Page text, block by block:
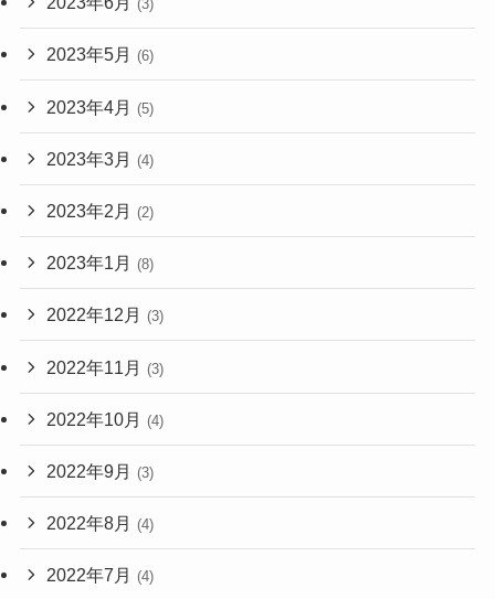
(3)
2023年5月 (6)
2023年4月 (5)
2023年3月 (4)
2023年2月 (2)
2023年1月 (8)
2022年12月 (3)
2022年11月 (3)
2022年10月 (4)
2022年9月 (3)
2022年8月 (4)
2022年7月 (4)